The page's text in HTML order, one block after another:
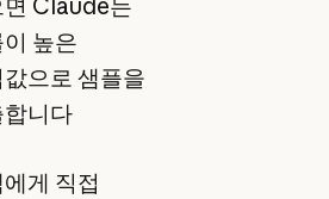
면 Claude는
높은
으로 샘플을
니다
게 직접